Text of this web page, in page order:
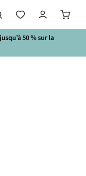
50 % sur la